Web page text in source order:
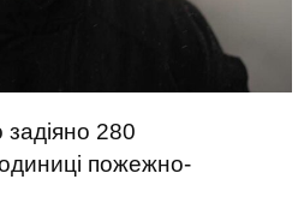
задіяно 280
пожежно-